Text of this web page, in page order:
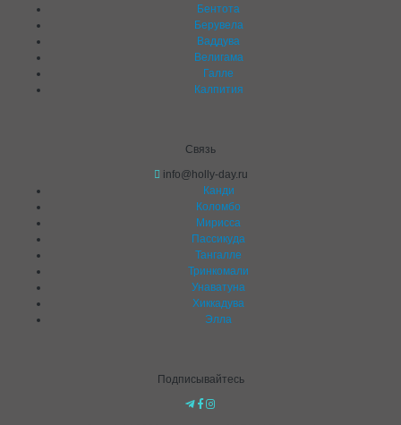
Бентота
Берувела
Ваддува
Велигама
Галле
Калпития
Связь
info@holly-day.ru
Канди
Коломбо
Мирисса
Пассикуда
Тангалле
Тринкомали
Унаватуна
Хиккадува
Элла
Подписывайтесь